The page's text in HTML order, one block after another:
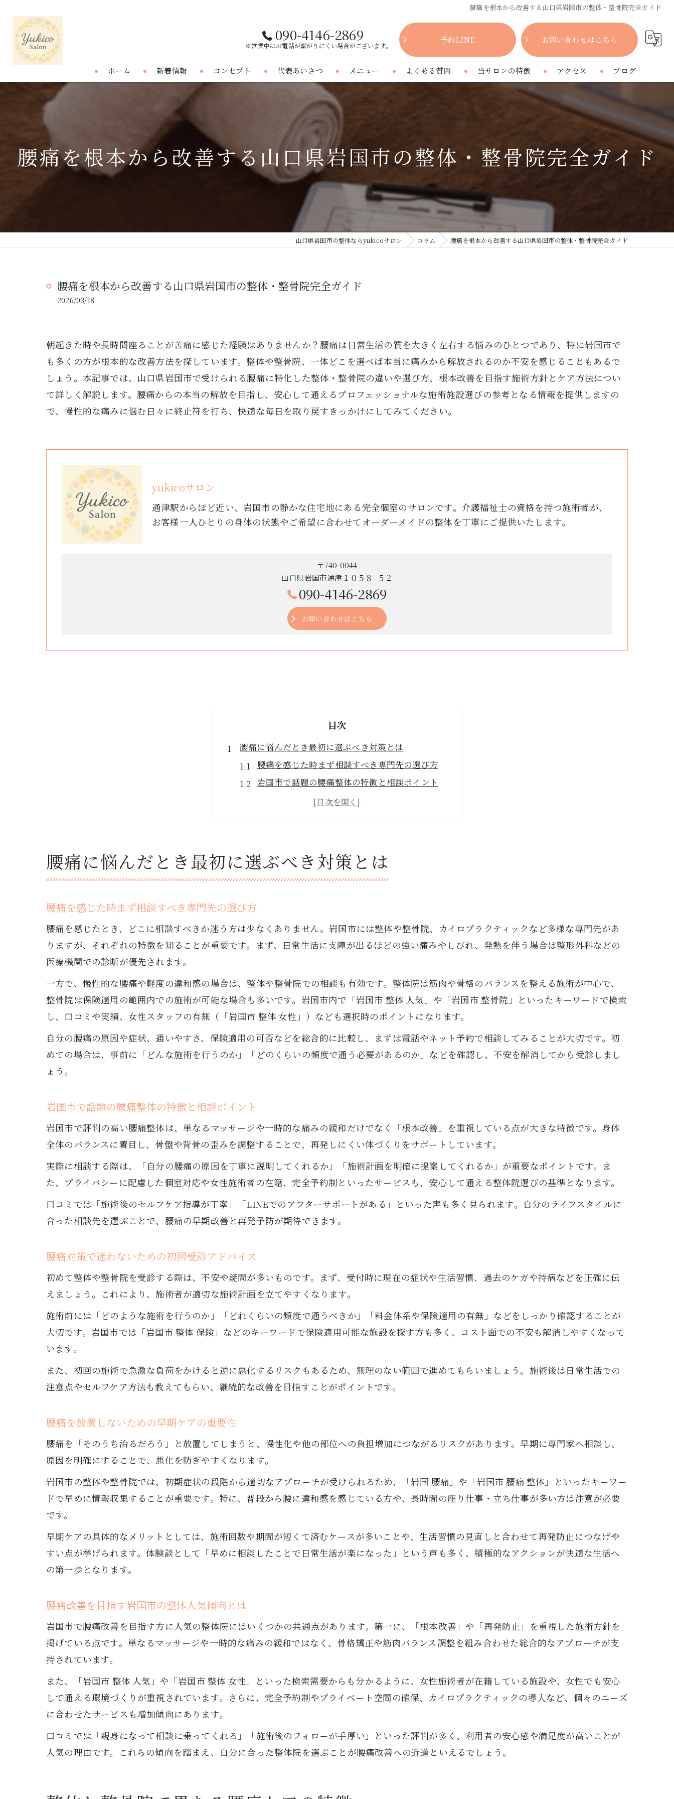
腰痛を根本から改善する山口県岩国市の整体・整骨院完全ガイド
090-4146-2869
※営業中はお電話が繋がりにくい場合がございます。
予約LINE お問い合わせはこちら
ホーム 新着情報 コンセプト 代表あいさつ メニュー よくある質問 当サロンの特徴
腰痛
プライベートサロン
アクセス ブログ
コラム
腰痛を根本から改善する山口県岩国市の整体・整骨院完全ガイド
山口県岩国市の整体ならyukicoサロン コラム 腰痛を根本から改善する山口県岩国市の整体・整骨院完全ガイド
腰痛を根本から改善する山口県岩国市の整体・整骨院完全ガイド
2026/03/18
朝起きた時や長時間座ることが苦痛に感じた経験はありませんか？腰痛は日常生活の質を大きく左右する悩みのひとつであり、特に岩国市で
も多くの方が根本的な改善方法を探しています。整体や整骨院、一体どこを選べば本当に痛みから解放されるのか不安を感じることもあるで
しょう。本記事では、山口県岩国市で受けられる腰痛に特化した整体・整骨院の違いや選び方、根本改善を目指す施術方針とケア方法につい
て詳しく解説します。腰痛からの本当の解放を目指し、安心して通えるプロフェッショナルな施術施設選びの参考となる情報を提供しますの
で、慢性的な痛みに悩む日々に終止符を打ち、快適な毎日を取り戻すきっかけにしてみてください。
yukicoサロン
通津駅からほど近い、岩国市の静かな住宅地にある完全個室のサロンです。介護福祉士の資格を持つ施術者が、
お客様一人ひとりの身体の状態やご希望に合わせてオーダーメイドの整体を丁寧にご提供いたします。
〒740-0044
山口県岩国市通津１０５８−５２
090-4146-2869
お問い合わせはこちら
目次
腰痛に悩んだとき最初に選ぶべき対策とは
腰痛を感じた時まず相談すべき専門先の選び方
岩国市で話題の腰痛整体の特徴と相談ポイント
腰痛対策で迷わないための初回受診アドバイス
腰痛を放置しないための早期ケアの重要性
整体と整骨院で異なる腰痛ケアの特徴
腰痛対策で整体と整骨院を比較するポイント
腰痛に保険が使える整骨院の特徴と注意点
女性に向けた腰痛ケアの整体・整骨院選び
女性施術者による腰痛ケアの安心ポイント
岩国市の腰痛整体で人気のソフト施術の魅力
腰痛が不安な方へ岩国市で選ぶ女性向け整体
腰痛を悪化させないための座り方と工夫
腰痛改善に役立つ岩国市整体のアドバイス
腰痛を根本解決するための施術方法と流れ
腰痛改善で注目される整体の施術ステップ
岩国市整体院の腰痛施術の流れを徹底解説
腰痛の根本原因にアプローチする施術法とは
通院頻度や回数の目安を知り安心して改善へ
腰痛改善に必要な整体通院頻度と目安
腰痛の症状別に異なる通院回数の考え方
岩国市整体で推奨される腰痛改善プラン
腰痛に悩んだとき最初に選ぶべき対策とは
腰痛を感じた時まず相談すべき専門先の選び方
腰痛を感じたとき、どこに相談すべきか迷う方は少なくありません。岩国市には整体や整骨院、カイロプラクティックなど多様な専門先があ
りますが、それぞれの特徴を知ることが重要です。まず、日常生活に支障が出るほどの強い痛みやしびれ、発熱を伴う場合は整形外科などの
医療機関での診断が優先されます。
一方で、慢性的な腰痛や軽度の違和感の場合は、整体や整骨院での相談も有効です。整体院は筋肉や骨格のバランスを整える施術が中心で、
整骨院は保険適用の範囲内での施術が可能な場合も多いです。岩国市内で「岩国市 整体 人気」や「岩国市 整骨院」といったキーワードで検索
し、口コミや実績、女性スタッフの有無（「岩国市 整体 女性」）なども選択時のポイントになります。
自分の腰痛の原因や症状、通いやすさ、保険適用の可否などを総合的に比較し、まずは電話やネット予約で相談してみることが大切です。初
めての場合は、事前に「どんな施術を行うのか」「どのくらいの頻度で通う必要があるのか」などを確認し、不安を解消してから受診しまし
ょう。
岩国市で話題の腰痛整体の特徴と相談ポイント
岩国市で評判の高い腰痛整体は、単なるマッサージや一時的な痛みの緩和だけでなく「根本改善」を重視している点が大きな特徴です。身体
全体のバランスに着目し、骨盤や背骨の歪みを調整することで、再発しにくい体づくりをサポートしています。
実際に相談する際は、「自分の腰痛の原因を丁寧に説明してくれるか」「施術計画を明確に提案してくれるか」が重要なポイントです。ま
た、プライバシーに配慮した個室対応や女性施術者の在籍、完全予約制といったサービスも、安心して通える整体院選びの基準となります。
口コミでは「施術後のセルフケア指導が丁寧」「LINEでのアフターサポートがある」といった声も多く見られます。自分のライフスタイルに
合った相談先を選ぶことで、腰痛の早期改善と再発予防が期待できます。
腰痛対策で迷わないための初回受診アドバイス
初めて整体や整骨院を受診する際は、不安や疑問が多いものです。まず、受付時に現在の症状や生活習慣、過去のケガや持病などを正確に伝
えましょう。これにより、施術者が適切な施術計画を立てやすくなります。
施術前には「どのような施術を行うのか」「どれくらいの頻度で通うべきか」「料金体系や保険適用の有無」などをしっかり確認することが
大切です。岩国市では「岩国市 整体 保険」などのキーワードで保険適用可能な施設を探す方も多く、コスト面での不安も解消しやすくなって
います。
また、初回の施術で急激な負荷をかけると逆に悪化するリスクもあるため、無理のない範囲で進めてもらいましょう。施術後は日常生活での
注意点やセルフケア方法も教えてもらい、継続的な改善を目指すことがポイントです。
腰痛を放置しないための早期ケアの重要性
腰痛を「そのうち治るだろう」と放置してしまうと、慢性化や他の部位への負担増加につながるリスクがあります。早期に専門家へ相談し、
原因を明確にすることで、悪化を防ぎやすくなります。
岩国市の整体や整骨院では、初期症状の段階から適切なアプローチが受けられるため、「岩国 腰痛」や「岩国市 腰痛 整体」といったキーワー
ドで早めに情報収集することが重要です。特に、普段から腰に違和感を感じている方や、長時間の座り仕事・立ち仕事が多い方は注意が必要
です。
早期ケアの具体的なメリットとしては、施術回数や期間が短くて済むケースが多いことや、生活習慣の見直しと合わせて再発防止につなげや
すい点が挙げられます。体験談として「早めに相談したことで日常生活が楽になった」という声も多く、積極的なアクションが快適な生活へ
の第一歩となります。
腰痛改善を目指す岩国市の整体人気傾向とは
岩国市で腰痛改善を目指す方に人気の整体院にはいくつかの共通点があります。第一に、「根本改善」や「再発防止」を重視した施術方針を
掲げている点です。単なるマッサージや一時的な痛みの緩和ではなく、骨格矯正や筋肉バランス調整を組み合わせた総合的なアプローチが支
持されています。
また、「岩国市 整体 人気」や「岩国市 整体 女性」といった検索需要からも分かるように、女性施術者が在籍している施設や、女性でも安心
して通える環境づくりが重視されています。さらに、完全予約制やプライベート空間の確保、カイロプラクティックの導入など、個々のニーズ
に合わせたサービスも増加傾向にあります。
口コミでは「親身になって相談に乗ってくれる」「施術後のフォローが手厚い」といった評判が多く、利用者の安心感や満足度が高いことが
人気の理由です。これらの傾向を踏まえ、自分に合った整体院を選ぶことが腰痛改善への近道といえるでしょう。